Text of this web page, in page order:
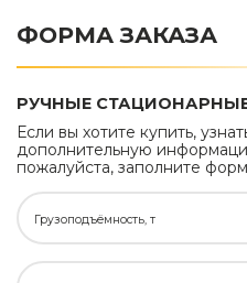
ФОРМА ЗАКАЗА
РУЧНЫЕ СТАЦИОНАРНЫЕ
Если вы хотите купить,
дополнительную
пожалуйста, заполните
Грузоподъёмность, т